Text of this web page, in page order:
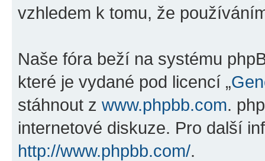
vzhledem k tomu, že
Naše fóra beží na systému
které je vydané pod licencí „
stáhnout z www.phpbb.com.
internetové diskuze. Pro další
http://www.phpbb.com/.